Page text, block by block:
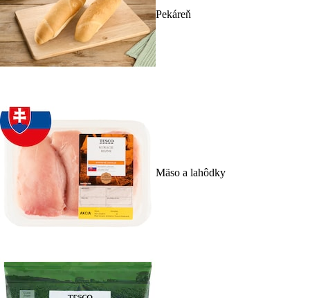
Pekáreň
Mäso a lahôdky